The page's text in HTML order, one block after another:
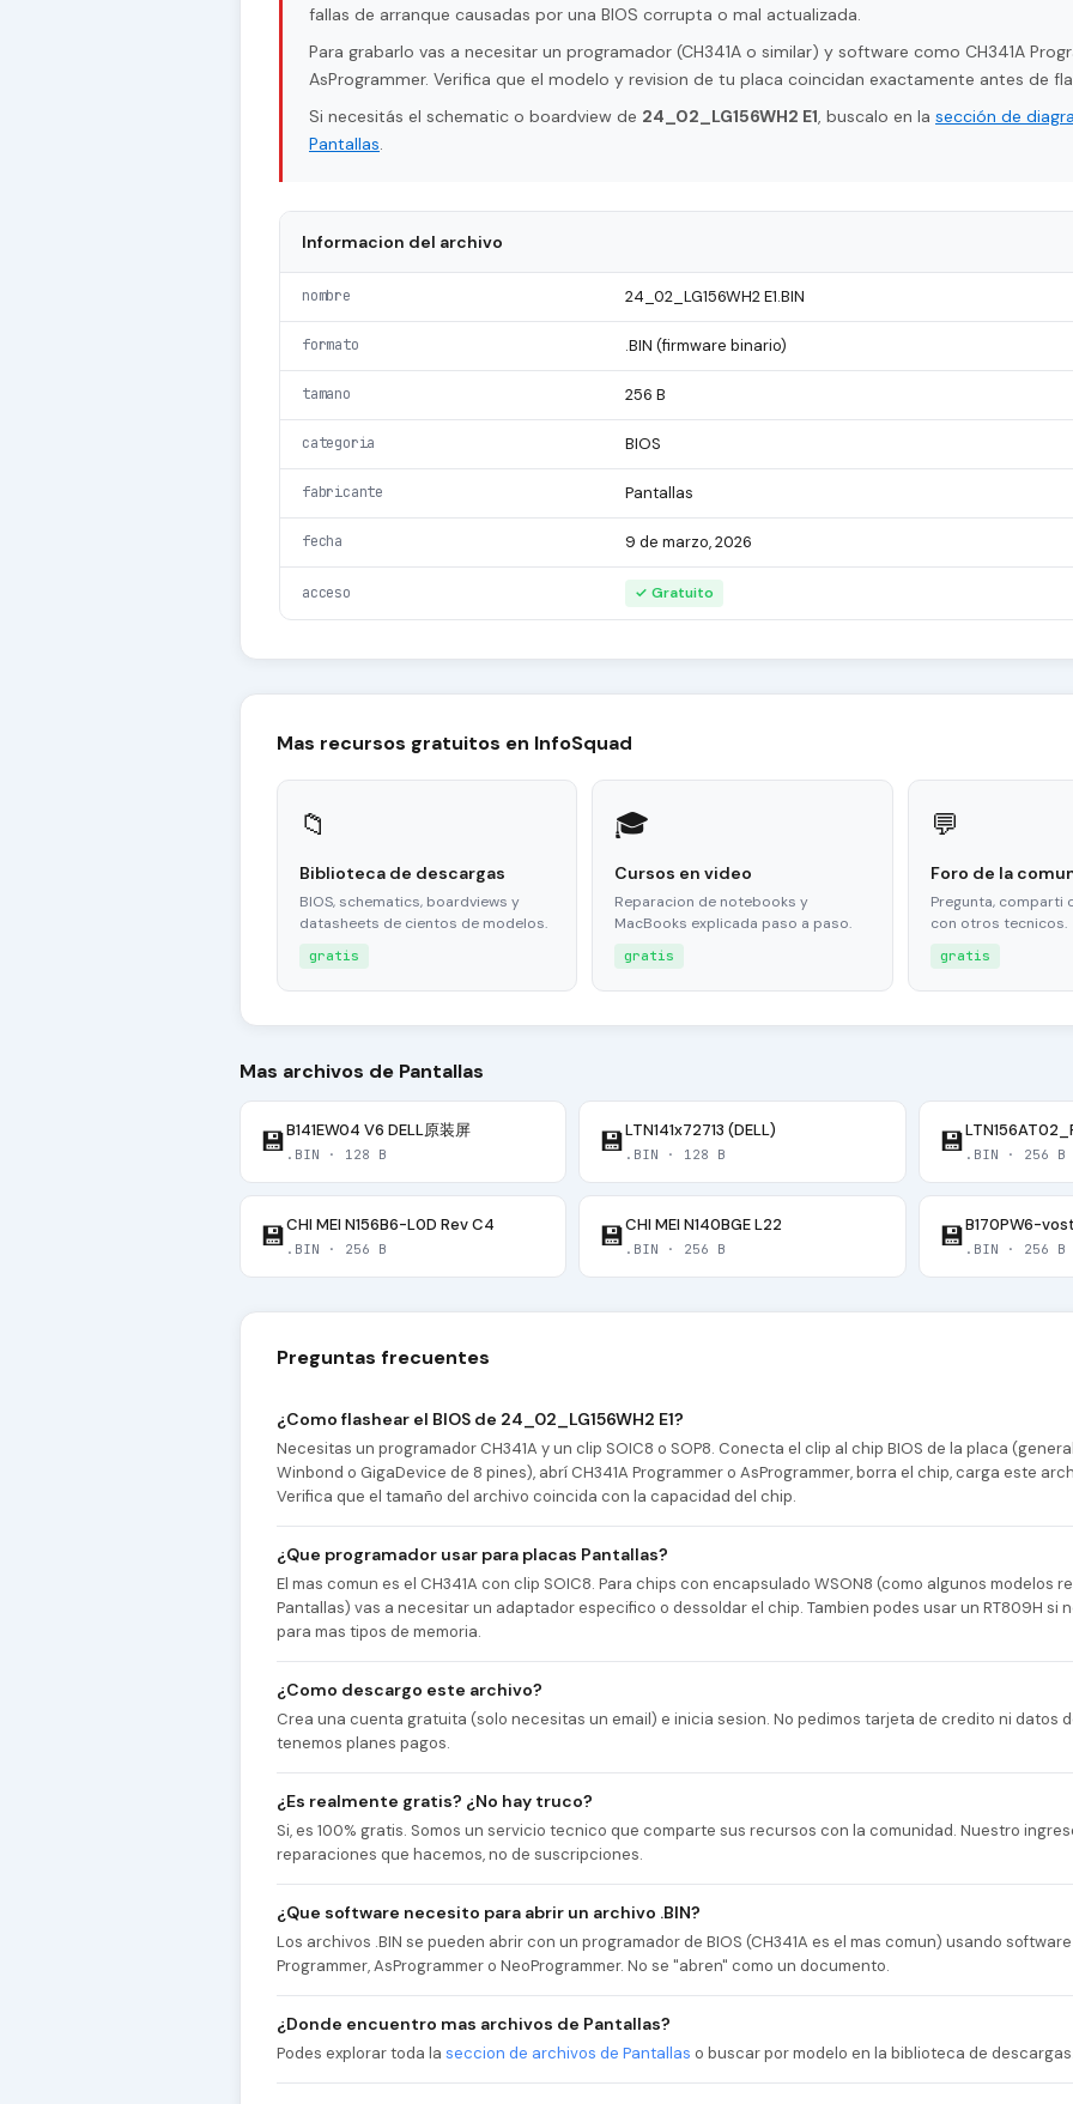
fallas de arranque causadas por una BIOS corrupta o mal actualizada.
Para grabarlo vas a necesitar un programador (CH341A o similar) y software como CH341A
AsProgrammer. Verifica que el modelo y revision de tu placa coincidan exactamente antes de
Si necesitás el schematic o boardview de 24_02_LG156WH2 E1, buscalo en la sección de
Pantallas.
Informacion del archivo
nombre 24_02_LG156WH2 E1.BIN
formato .BIN (firmware binario)
tamano 256 B
categoria BIOS
fabricante Pantallas
fecha 9 de marzo, 2026
acceso ✓ Gratuito
Mas recursos gratuitos en InfoSquad
📁
Biblioteca de descargas
BIOS, schematics, boardviews y
datasheets de cientos de modelos.
gratis
🎓
Cursos en video
Reparacion de notebooks y
MacBooks explicada paso a paso.
gratis
💬
Foro de la
Pregunta, comparti
con otros tecnicos.
gratis
Mas archivos de Pantallas
💾B141EW04 V6 DELL原装屏
.BIN · 128 B 💾LTN141x72713 (DELL)
.BIN · 128 B 💾 .BIN · 256 B
💾CHI MEI N156B6-L0D Rev C4
.BIN · 256 B 💾CHI MEI N140BGE L22
.BIN · 256 B 💾B170PW6-
.BIN · 256 B
Preguntas frecuentes
¿Como flashear el BIOS de 24_02_LG156WH2 E1?
Necesitas un programador CH341A y un clip SOIC8 o SOP8. Conecta el clip al chip BIOS de la placa
Winbond o GigaDevice de 8 pines), abrí CH341A Programmer o AsProgrammer, borra el chip, carga este
Verifica que el tamaño del archivo coincida con la capacidad del chip.
¿Que programador usar para placas Pantallas?
El mas comun es el CH341A con clip SOIC8. Para chips con encapsulado WSON8 (como algunos modelos
Pantallas) vas a necesitar un adaptador especifico o dessoldar el chip. Tambien podes usar un RT809H si
para mas tipos de memoria.
¿Como descargo este archivo?
Crea una cuenta gratuita (solo necesitas un email) e inicia sesion. No pedimos tarjeta de credito ni datos
tenemos planes pagos.
¿Es realmente gratis? ¿No hay truco?
Si, es 100% gratis. Somos un servicio tecnico que comparte sus recursos con la comunidad. Nuestro
reparaciones que hacemos, no de suscripciones.
¿Que software necesito para abrir un archivo .BIN?
Los archivos .BIN se pueden abrir con un programador de BIOS (CH341A es el mas comun) usando
Programmer, AsProgrammer o NeoProgrammer. No se "abren" como un documento.
¿Donde encuentro mas archivos de Pantallas?
Podes explorar toda la seccion de archivos de Pantallas o buscar por modelo en la biblioteca de